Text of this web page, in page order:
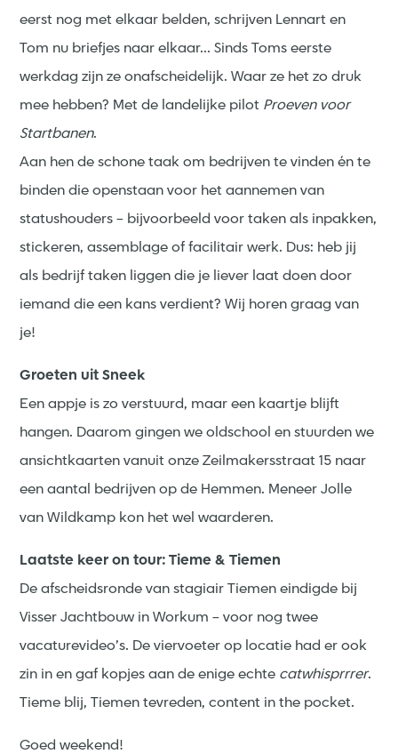
eerst nog met elkaar belden, schrijven Lennart en
Tom nu briefjes naar elkaar... Sinds Toms eerste
werkdag zijn ze onafscheidelijk. Waar ze het zo druk
mee hebben? Met de landelijke pilot Proeven voor
Startbanen.
Aan hen de schone taak om bedrijven te vinden én te
binden die openstaan voor het aannemen van
statushouders – bijvoorbeeld voor taken als inpakken,
stickeren, assemblage of facilitair werk. Dus: heb jij
als bedrijf taken liggen die je liever laat doen door
iemand die een kans verdient? Wij horen graag van
je!
Groeten uit Sneek
Een appje is zo verstuurd, maar een kaartje blijft
hangen. Daarom gingen we oldschool en stuurden we
ansichtkaarten vanuit onze Zeilmakersstraat 15 naar
een aantal bedrijven op de Hemmen. Meneer Jolle
van Wildkamp kon het wel waarderen.
Laatste keer on tour: Tieme & Tiemen
De afscheidsronde van stagiair Tiemen eindigde bij
Visser Jachtbouw in Workum – voor nog twee
vacaturevideo’s. De viervoeter op locatie had er ook
zin in en gaf kopjes aan de enige echte catwhisprrrer.
Tieme blij, Tiemen tevreden, content in the pocket.
Goed weekend!